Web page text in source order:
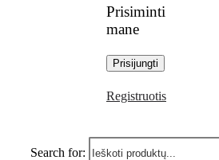
Prisiminti
mane
Registruotis
Search for: